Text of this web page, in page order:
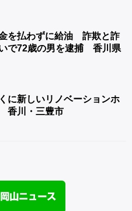
を払わずに給油 詐欺と詐
で72歳の男を逮捕 香川県
に新しいリノベーションホ
香川・三豊市